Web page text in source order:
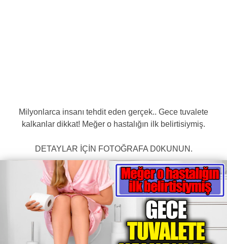
Milyonlarca insanı tehdit eden gerçek.. Gece tuvalete
kalkanlar dikkat! Meğer o hastalığın ilk belirtisiymiş.
DETAYLAR İÇİN FOTOĞRAFA D0KUNUN.